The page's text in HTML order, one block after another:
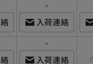
×
×